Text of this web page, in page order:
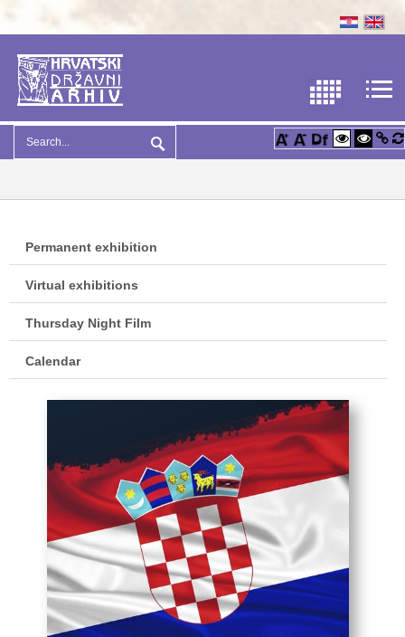
Permanent exhibition
Virtual exhibitions
Thursday Night Film
Calendar